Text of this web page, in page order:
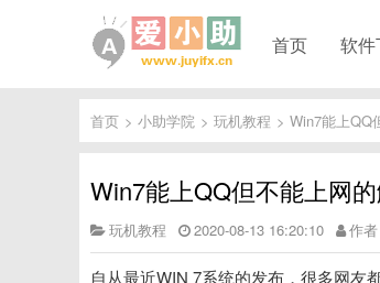
首页 软
首页 > 小助学院 > 玩机教程 > Win7能上QQ
Win7能上QQ但不能上网
玩机教程 2020-08-13 16:20:10 作
自从最近WIN 7系统的发布，很多网友